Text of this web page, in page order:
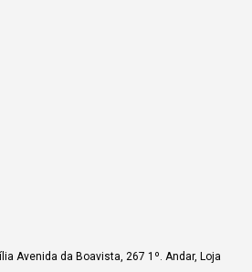
Avenida da Boavista, 267 1º. Andar, Loja